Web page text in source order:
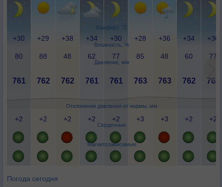
Комфорт, °C
Влажность, %
Давление, мм
Отклонение давления от нормы, мм
Сердечные
Магнитозависимые
+30 +29 +38 +34 +30 +28 +36 +34 +30
80 88 48 62 77 85 48 60 77
761 762 762 761 761 763 763 762 762
+2 +2 +2 +2 +2 +3 +3 +2 +2
Погода сегодня